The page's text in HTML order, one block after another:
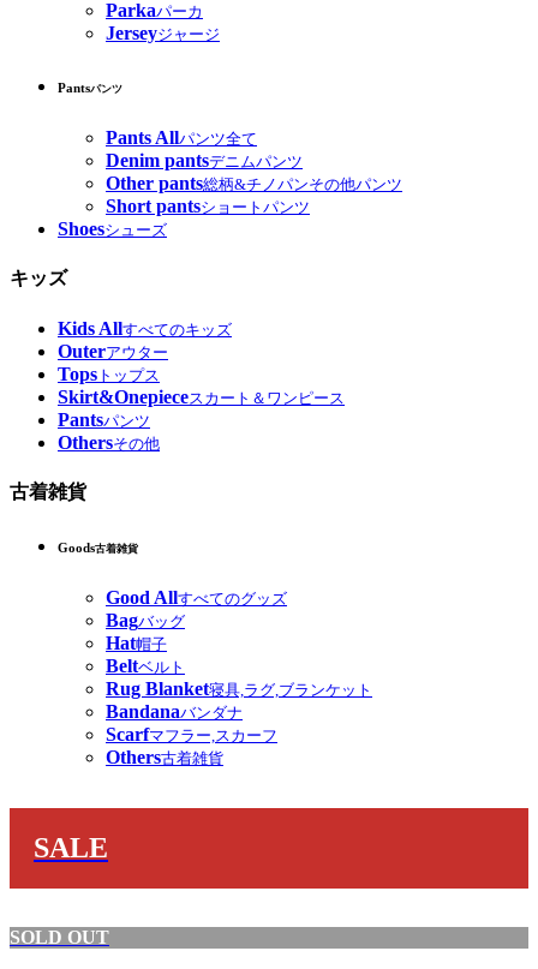
Parkaパーカ
Jerseyジャージ
Pantsパンツ
Pants Allパンツ全て
Denim pantsデニムパンツ
Other pants総柄&チノパンその他パンツ
Short pantsショートパンツ
Shoesシューズ
キッズ
Kids Allすべてのキッズ
Outerアウター
Tops トップス
Skirt&Onepieceスカート＆ワンピース
Pantsパンツ
Othersその他
古着雑貨
Goods古着雑貨
Good Allすべてのグッズ
Bagバッグ
Hat帽子
Beltベルト
Rug Blanket寝具,ラグ,ブランケット
Bandanaバンダナ
Scarfマフラー,スカーフ
Others古着雑貨
SALE
SOLD OUT